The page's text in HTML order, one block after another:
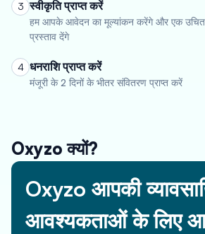
3 स्वीकृति प्राप्त करें
हम आपके आवेदन का मूल्यांकन करेंगे और एक उचित
प्रस्ताव देंगे
4 धनराशि प्राप्त करें
मंजूरी के 2 दिनों के भीतर संवितरण प्राप्त करें
Oxyzo क्यों?
Oxyzo आपकी
आवश्यकताओं के लिए